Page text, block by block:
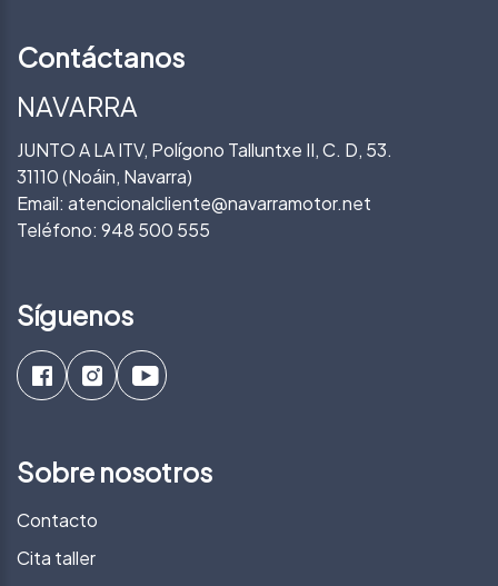
Contáctanos
NAVARRA
JUNTO A LA ITV, Polígono Talluntxe II, C. D, 53.
31110 (Noáin, Navarra)
Email: atencionalcliente@navarramotor.net
Teléfono: 948 500 555
Síguenos
Sobre nosotros
Contacto
Cita taller